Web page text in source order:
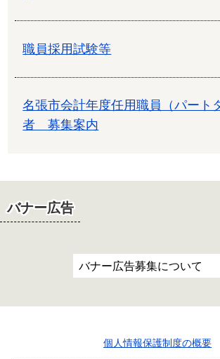
職員採用試験等
名張市会計年度任用職員（パート
者 募集案内
バナー広告
バナー広告募集について
個人情報保護制度の概要